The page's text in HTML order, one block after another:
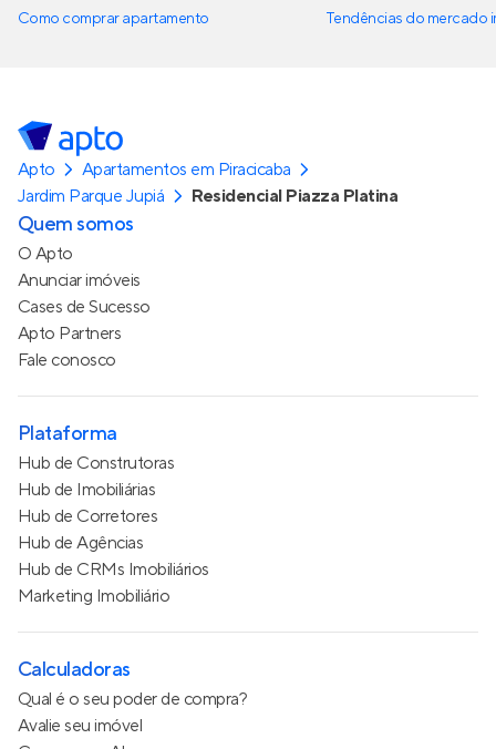
Como comprar apartamento
Tendências do mercado
Apto
Apartamentos em Piracicaba
Jardim Parque Jupiá
Residencial Piazza Platina
Quem somos
O Apto
Anunciar imóveis
Cases de Sucesso
Apto Partners
Fale conosco
Plataforma
Hub de Construtoras
Hub de Imobiliárias
Hub de Corretores
Hub de Agências
Hub de CRMs Imobiliários
Marketing Imobiliário
Calculadoras
Qual é o seu poder de compra?
Avalie seu imóvel